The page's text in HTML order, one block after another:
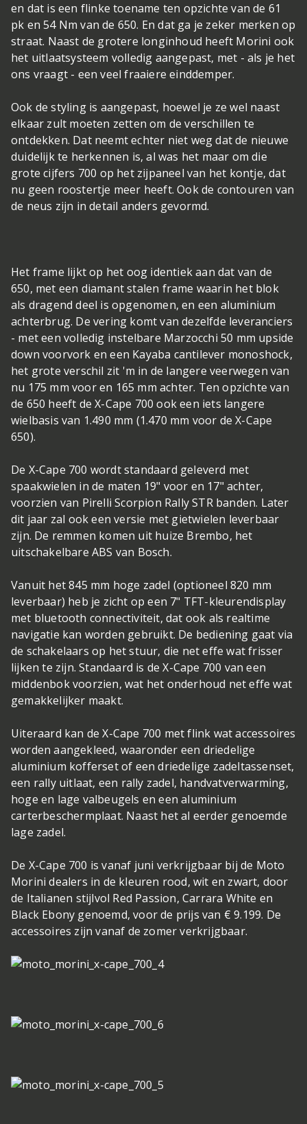
en dat is een flinke toename ten opzichte van de 61
pk en 54 Nm van de 650. En dat ga je zeker merken op
straat. Naast de grotere longinhoud heeft Morini ook
het uitlaatsysteem volledig aangepast, met - als je het
ons vraagt - een veel fraaiere einddemper.
Ook de styling is aangepast, hoewel je ze wel naast
elkaar zult moeten zetten om de verschillen te
ontdekken. Dat neemt echter niet weg dat de nieuwe
duidelijk te herkennen is, al was het maar om die
grote cijfers 700 op het zijpaneel van het kontje, dat
nu geen roostertje meer heeft. Ook de contouren van
de neus zijn in detail anders gevormd.
Het frame lijkt op het oog identiek aan dat van de
650, met een diamant stalen frame waarin het blok
als dragend deel is opgenomen, en een aluminium
achterbrug. De vering komt van dezelfde leveranciers
- met een volledig instelbare Marzocchi 50 mm upside
down voorvork en een Kayaba cantilever monoshock,
het grote verschil zit 'm in de langere veerwegen van
nu 175 mm voor en 165 mm achter. Ten opzichte van
de 650 heeft de X-Cape 700 ook een iets langere
wielbasis van 1.490 mm (1.470 mm voor de X-Cape
650).
De X-Cape 700 wordt standaard geleverd met
spaakwielen in de maten 19" voor en 17" achter,
voorzien van Pirelli Scorpion Rally STR banden. Later
dit jaar zal ook een versie met gietwielen leverbaar
zijn. De remmen komen uit huize Brembo, het
uitschakelbare ABS van Bosch.
Vanuit het 845 mm hoge zadel (optioneel 820 mm
leverbaar) heb je zicht op een 7" TFT-kleurendisplay
met bluetooth connectiviteit, dat ook als realtime
navigatie kan worden gebruikt. De bediening gaat via
de schakelaars op het stuur, die net effe wat frisser
lijken te zijn. Standaard is de X-Cape 700 van een
middenbok voorzien, wat het onderhoud net effe wat
gemakkelijker maakt.
Uiteraard kan de X-Cape 700 met flink wat accessoires
worden aangekleed, waaronder een driedelige
aluminium kofferset of een driedelige zadeltassenset,
een rally uitlaat, een rally zadel, handvatverwarming,
hoge en lage valbeugels en een aluminium
carterbeschermplaat. Naast het al eerder genoemde
lage zadel.
De X-Cape 700 is vanaf juni verkrijgbaar bij de Moto
Morini dealers in de kleuren rood, wit en zwart, door
de Italianen stijlvol Red Passion, Carrara White en
Black Ebony genoemd, voor de prijs van € 9.199. De
accessoires zijn vanaf de zomer verkrijgbaar.